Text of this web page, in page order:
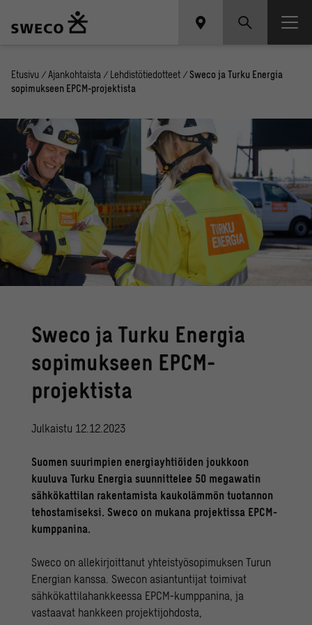
Etusivu / Ajankohtaista / Lehdistötiedotteet / Sweco ja Turku Energia
sopimukseen EPCM-projektista
Sweco ja Turku Energia
sopimukseen EPCM-
projektista
Julkaistu 12.12.2023
Suomen suurimpien energiayhtiöiden joukkoon
kuuluva Turku Energia suunnittelee 50 megawatin
sähkökattilan rakentamista kaukolämmön tuotannon
tehostamiseksi. Sweco on mukana projektissa EPCM-
kumppanina.
Sweco on allekirjoittanut yhteistyösopimuksen Turun
Energian kanssa. Swecon asiantuntijat toimivat
sähkökattilahankkeessa EPCM-kumppanina, ja
vastaavat hankkeen projektijohdosta,